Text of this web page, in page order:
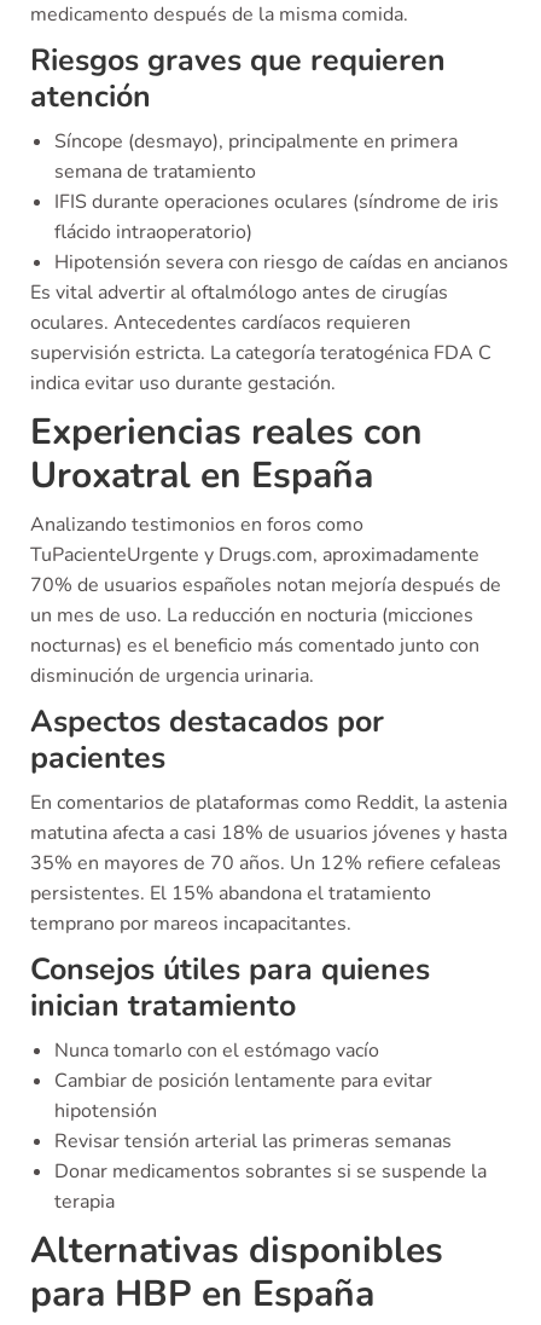
medicamento después de la misma comida.
Riesgos graves que requieren
atención
Síncope (desmayo), principalmente en primera
semana de tratamiento
IFIS durante operaciones oculares (síndrome de iris
flácido intraoperatorio)
Hipotensión severa con riesgo de caídas en ancianos
Es vital advertir al oftalmólogo antes de cirugías
oculares. Antecedentes cardíacos requieren
supervisión estricta. La categoría teratogénica FDA C
indica evitar uso durante gestación.
Experiencias reales con
Uroxatral en España
Analizando testimonios en foros como
TuPacienteUrgente y Drugs.com, aproximadamente
70% de usuarios españoles notan mejoría después de
un mes de uso. La reducción en nocturia (micciones
nocturnas) es el beneficio más comentado junto con
disminución de urgencia urinaria.
Aspectos destacados por
pacientes
En comentarios de plataformas como Reddit, la astenia
matutina afecta a casi 18% de usuarios jóvenes y hasta
35% en mayores de 70 años. Un 12% refiere cefaleas
persistentes. El 15% abandona el tratamiento
temprano por mareos incapacitantes.
Consejos útiles para quienes
inician tratamiento
Nunca tomarlo con el estómago vacío
Cambiar de posición lentamente para evitar
hipotensión
Revisar tensión arterial las primeras semanas
Donar medicamentos sobrantes si se suspende la
terapia
Alternativas disponibles
para HBP en España